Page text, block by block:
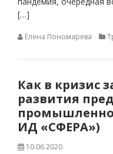
[…]
Елена Пономарева
Как в кризис
развития
ИД «СФЕРА»)
10.06.2020